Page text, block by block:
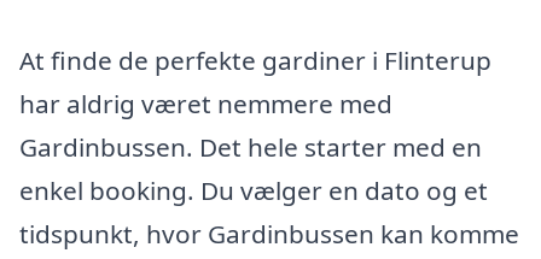
At finde de perfekte gardiner i Flinterup
har aldrig været nemmere med
Gardinbussen. Det hele starter med en
enkel booking. Du vælger en dato og et
tidspunkt, hvor Gardinbussen kan komme